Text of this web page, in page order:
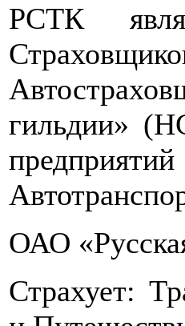
РСТК
гильдии»
ОАО
Страхует: